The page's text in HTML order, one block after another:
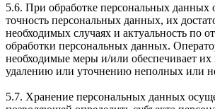
5.6. При обработке персональных данных
точность персональных данных, их
необходимых случаях и актуальность по
обработки персональных данных.
необходимые меры и/или обеспечивает их
удалению или уточнению неполных или
5.7. Хранение персональных данных